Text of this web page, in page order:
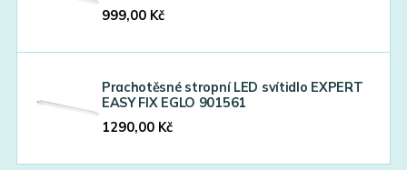
999,00 Kč
Prachotěsné stropní LED svítidlo EXPERT
EASY FIX EGLO 901561
1290,00 Kč